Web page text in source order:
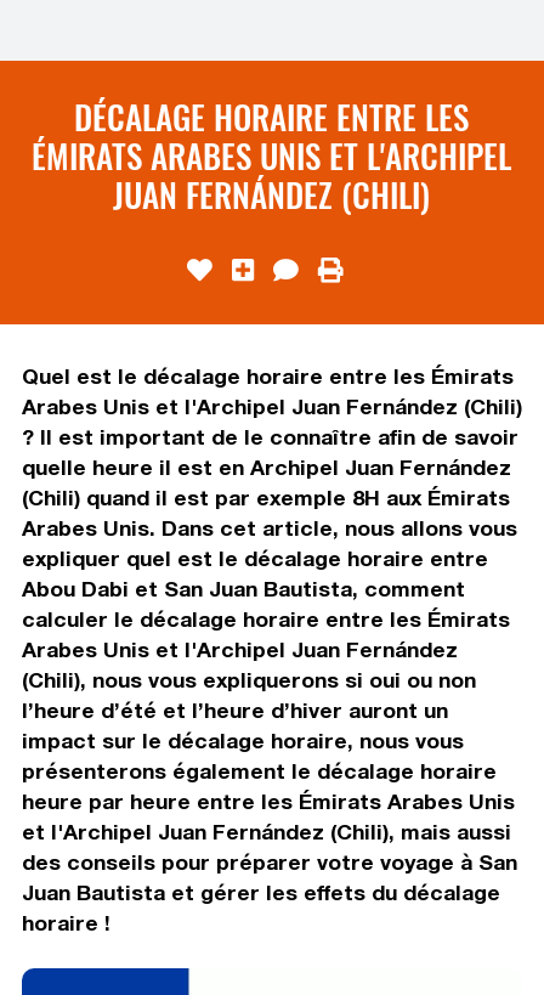
DÉCALAGE HORAIRE ENTRE LES
ÉMIRATS ARABES UNIS ET L'ARCHIPEL
JUAN FERNÁNDEZ (CHILI)
Quel est le décalage horaire entre les Émirats
Arabes Unis et l'Archipel Juan Fernández (Chili)
? Il est important de le connaître afin de savoir
quelle heure il est en Archipel Juan Fernández
(Chili) quand il est par exemple 8H aux Émirats
Arabes Unis. Dans cet article, nous allons vous
expliquer quel est le décalage horaire entre
Abou Dabi et San Juan Bautista, comment
calculer le décalage horaire entre les Émirats
Arabes Unis et l'Archipel Juan Fernández
(Chili), nous vous expliquerons si oui ou non
l’heure d’été et l’heure d’hiver auront un
impact sur le décalage horaire, nous vous
présenterons également le décalage horaire
heure par heure entre les Émirats Arabes Unis
et l'Archipel Juan Fernández (Chili), mais aussi
des conseils pour préparer votre voyage à San
Juan Bautista et gérer les effets du décalage
horaire !